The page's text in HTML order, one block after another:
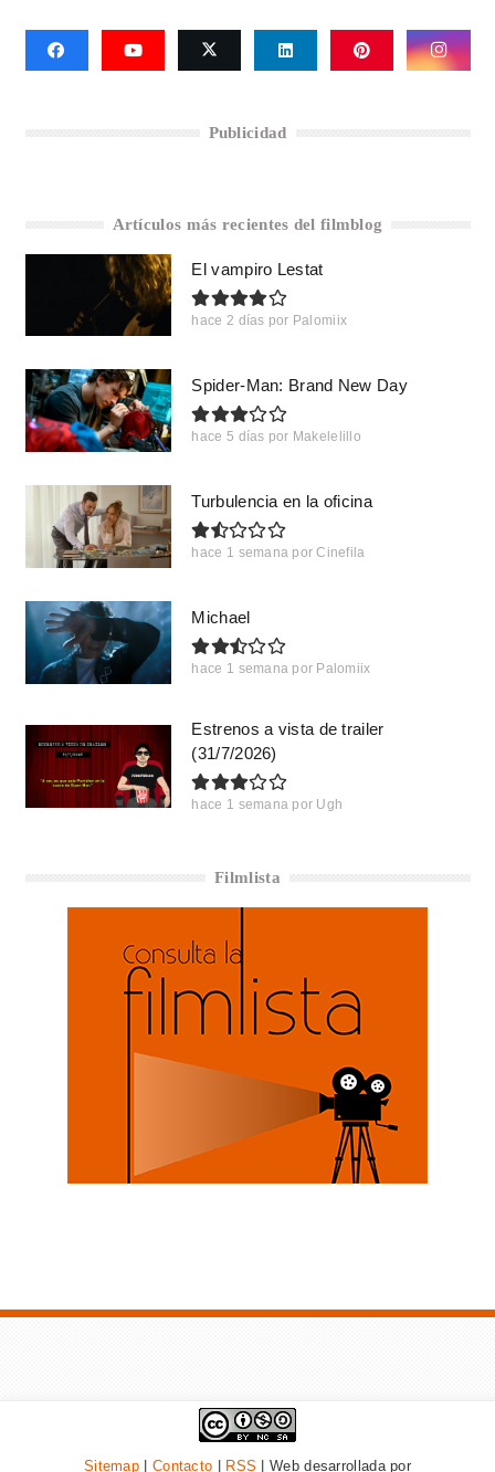
Publicidad
Artículos más recientes del filmblog
El vampiro Lestat
hace 2 días por Palomiix
Spider-Man: Brand New Day
hace 5 días por Makelelillo
Turbulencia en la oficina
hace 1 semana por Cinefila
Michael
hace 1 semana por Palomiix
Estrenos a vista de trailer
(31/7/2026)
hace 1 semana por Ugh
Filmlista
Sitemap Contacto RSS | Web desarrollada por